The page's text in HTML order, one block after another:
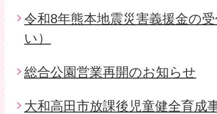
令和8年熊本地震災害義援金の
い）
総合公園営業再開のお知らせ
大和高田市放課後児童健全育成